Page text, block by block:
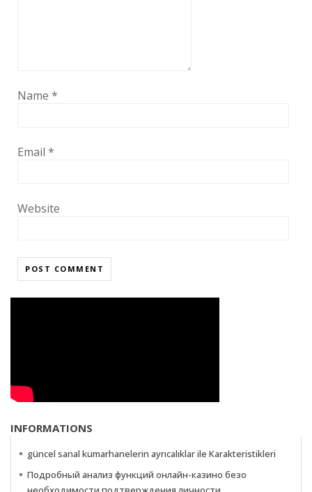
Name *
Email *
Website
INFORMATIONS
güncel sanal kumarhanelerin ayrıcalıklar ile Karakteristikleri
Подробный анализ функций онлайн-казино безо